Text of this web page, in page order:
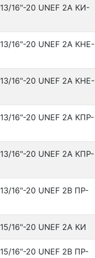
16"-20 UNEF 2A КИ-
16"-20 UNEF 2A КНЕ-
16"-20 UNEF 2A КНЕ-
16"-20 UNEF 2A КПР-
16"-20 UNEF 2A КПР-
16"-20 UNEF 2B ПР-
16"-20 UNEF 2A КИ
16"-20 UNEF 2B ПР-